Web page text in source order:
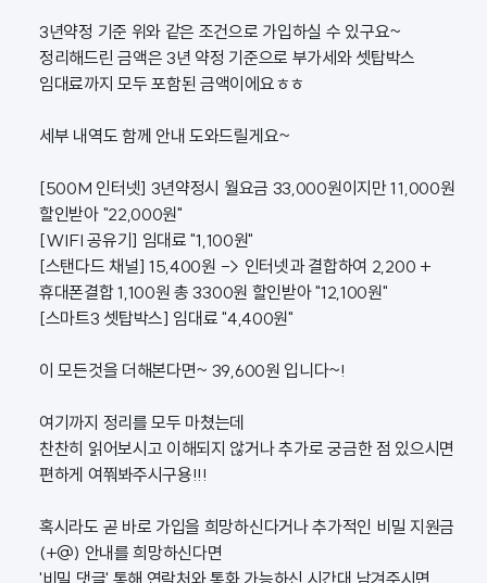
3년약정 기준 위와 같은 조건으로 가입하실 수 있구요~
정리해드린 금액은 3년 약정 기준으로 부가세와 셋탑박스
임대료까지 모두 포함된 금액이에요ㅎㅎ
세부 내역도 함께 안내 도와드릴게요~
[500M 인터넷] 3년약정시 월요금 33,000원이지만 11,000원
할인받아 "22,000원"
[WIFI 공유기] 임대료 "1,100원"
[스탠다드 채널] 15,400원 -> 인터넷과 결합하여 2,200 +
휴대폰결합 1,100원 총 3300원 할인받아 "12,100원"
[스마트3 셋탑박스] 임대료 "4,400원"
이 모든것을 더해본다면~ 39,600원 입니다~!
여기까지 정리를 모두 마쳤는데
찬찬히 읽어보시고 이해되지 않거나 추가로 궁금한 점 있으시면
편하게 여쭤봐주시구용!!!
혹시라도 곧 바로 가입을 희망하신다거나 추가적인 비밀 지원금
(+@) 안내를 희망하신다면